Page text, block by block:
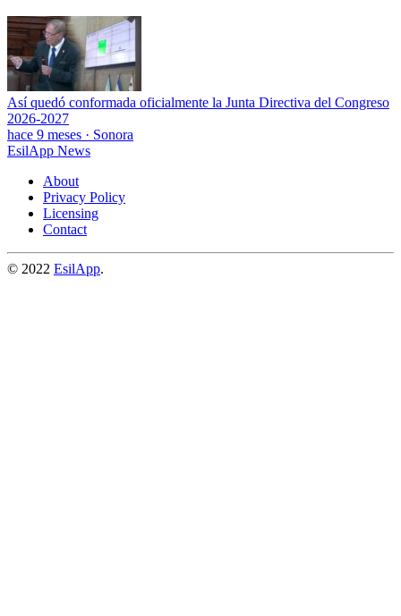
Así quedó conformada oficialmente la Junta Directiva del Congreso
2026-2027
hace 9 meses · Sonora
EsilApp News
About
Privacy Policy
Licensing
Contact
© 2022 EsilApp.